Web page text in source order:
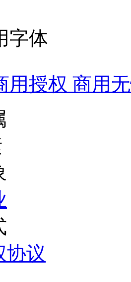
字体
用授权 商用
协议